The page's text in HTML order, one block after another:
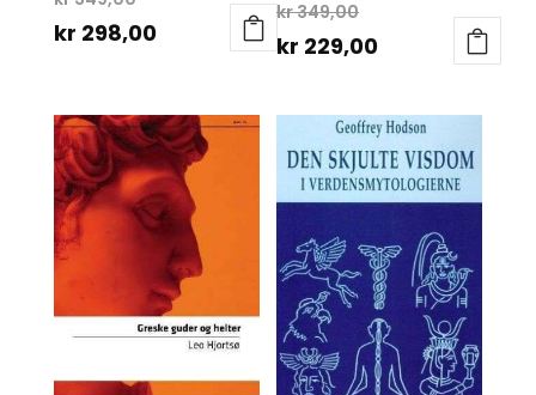
pris
kr 298,00Nåværende
kr 298,00.
kr349,00
Opprinnelig
pris
kr 349,00.
kr 229,00Nåværende
er:
kr 229,00.